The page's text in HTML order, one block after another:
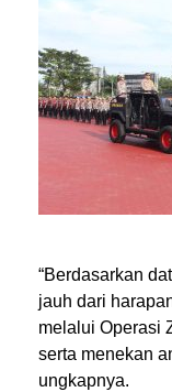
“Berdasarkan
jauh dari
melalui Operasi
serta menekan
ungkapnya.